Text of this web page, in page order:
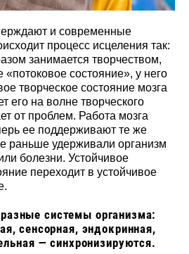
и современные
процесс исцеления так:
занимается творчеством,
состояние», у него
творческое состояние мозга
его на волне творческого
от проблем. Работа мозга
ее поддерживают те же
раньше удерживали организм
болезни. Устойчивое
переходит в устойчивое
системы организма:
сенсорная, эндокринная,
— синхронизируются.